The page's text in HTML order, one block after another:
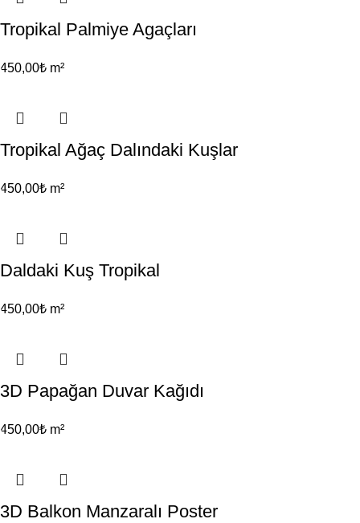
Tropikal Palmiye Agaçları
450,00₺ m²
Tropikal Ağaç Dalındaki Kuşlar
450,00₺ m²
Daldaki Kuş Tropikal
450,00₺ m²
3D Papağan Duvar Kağıdı
450,00₺ m²
3D Balkon Manzaralı Poster